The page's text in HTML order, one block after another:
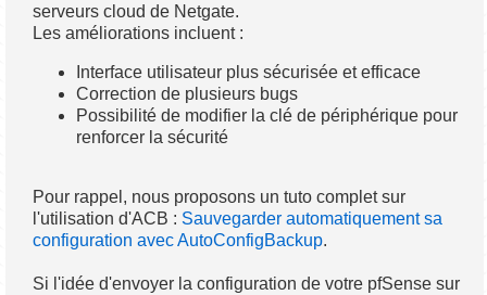
serveurs cloud de Netgate.
Les améliorations incluent :
Interface utilisateur plus sécurisée et efficace
Correction de plusieurs bugs
Possibilité de modifier la clé de périphérique pour
renforcer la sécurité
Pour rappel, nous proposons un tuto complet sur
l'utilisation d'ACB : Sauvegarder automatiquement sa
configuration avec AutoConfigBackup.
Si l'idée d'envoyer la configuration de votre pfSense sur